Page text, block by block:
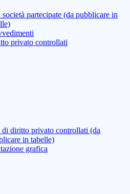
partecipate (da pubblicare in
privato controllati
di diritto privato controllati (da
in tabelle)
grafica